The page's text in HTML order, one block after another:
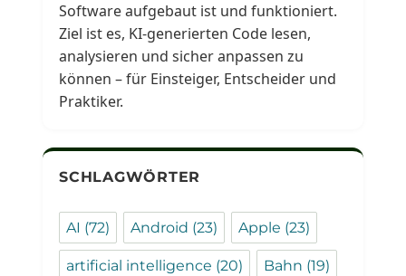
Software aufgebaut ist und funktioniert.
Ziel ist es, KI-generierten Code lesen,
analysieren und sicher anpassen zu
können – für Einsteiger, Entscheider und
Praktiker.
SCHLAGWÖRTER
AI (72) Android (23) Apple (23)
artificial intelligence (20) Bahn (19)